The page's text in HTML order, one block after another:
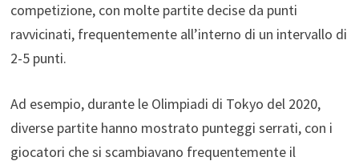
competizione, con molte partite decise da punti
ravvicinati, frequentemente all’interno di un intervallo di
2-5 punti.
Ad esempio, durante le Olimpiadi di Tokyo del 2020,
diverse partite hanno mostrato punteggi serrati, con i
giocatori che si scambiavano frequentemente il